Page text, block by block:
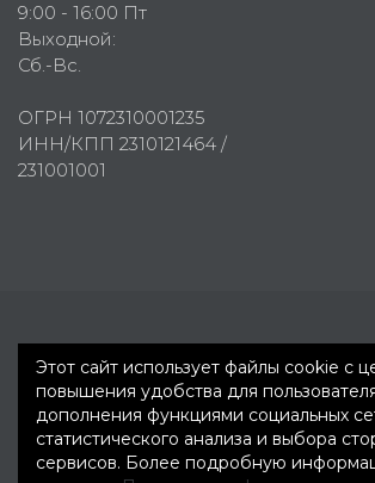
9:00 - 16:00 Пт
Выходной:
Сб.-Вс.
ОГРН 1072310001235
ИНН/КПП 2310121464 /
231001001
Этот сайт использует файлы cookie с
повышения удобства для
дополнения функциями социальных
статистического анализа и выбора
сервисов. Более подробную